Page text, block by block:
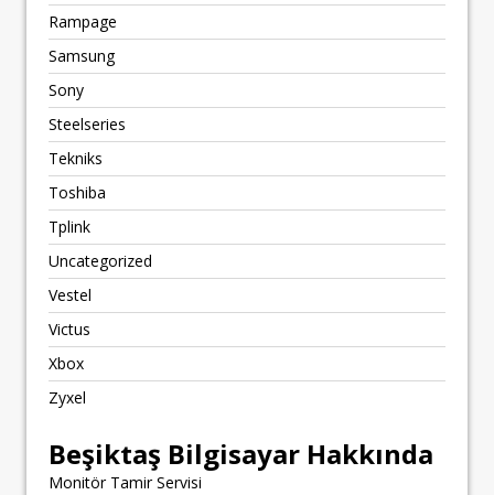
Rampage
Samsung
Sony
Steelseries
Tekniks
Toshiba
Tplink
Uncategorized
Vestel
Victus
Xbox
Zyxel
Beşiktaş Bilgisayar Hakkında
Monitör Tamir Servisi